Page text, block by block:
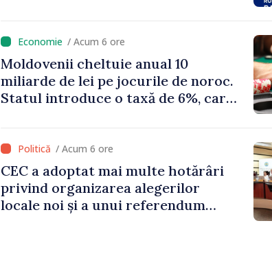
/ Acum 6 ore
Moldovenii cheltuie anual 10
miliarde de lei pe jocurile de noroc.
Statul introduce o taxă de 6%, care
/ Acum 6 ore
CEC a adoptat mai multe hotărâri
privind organizarea alegerilor
locale noi și a unui referendum